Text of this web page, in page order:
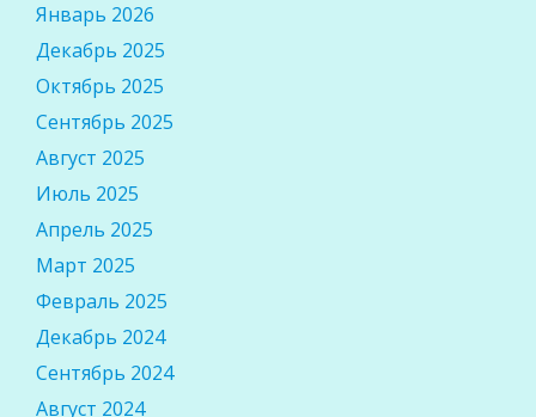
Январь 2026
Декабрь 2025
Октябрь 2025
Сентябрь 2025
Август 2025
Июль 2025
Апрель 2025
Март 2025
Февраль 2025
Декабрь 2024
Сентябрь 2024
Август 2024